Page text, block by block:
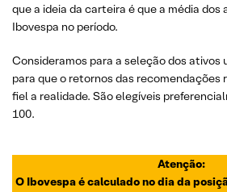
que a ideia da carteira é que a média dos
Ibovespa no período.
Consideramos para a seleção dos ativos
para que o retornos das recomendações
fiel a realidade. São elegíveis
100.
Atenção:
O Ibovespa é calculado no dia da